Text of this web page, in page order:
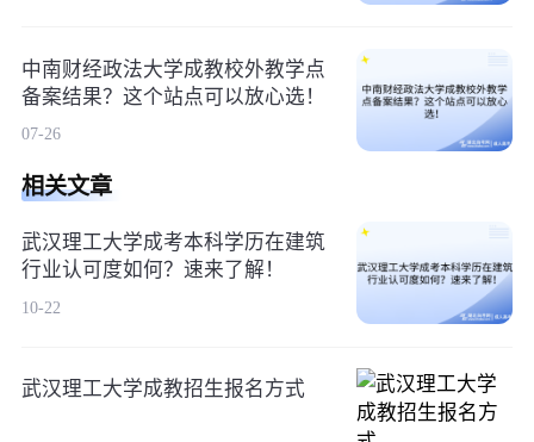
中南财经政法大学成教校外教学点
备案结果？这个站点可以放心选！
07-26
相关文章
武汉理工大学成考本科学历在建筑
行业认可度如何？速来了解！
10-22
武汉理工大学成教招生报名方式